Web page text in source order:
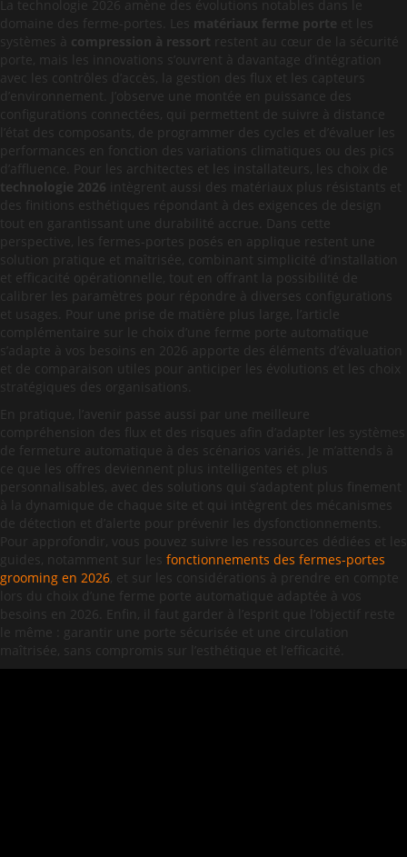
La technologie 2026 amène des évolutions notables dans le
domaine des ferme-portes. Les matériaux ferme porte et les
systèmes à compression à ressort restent au cœur de la sécurité
porte, mais les innovations s’ouvrent à davantage d’intégration
avec les contrôles d’accès, la gestion des flux et les capteurs
d’environnement. J’observe une montée en puissance des
configurations connectées, qui permettent de suivre à distance
l’état des composants, de programmer des cycles et d’évaluer les
performances en fonction des variations climatiques ou des pics
d’affluence. Pour les architectes et les installateurs, les choix de
technologie 2026 intègrent aussi des matériaux plus résistants et
des finitions esthétiques répondant à des exigences de design
tout en garantissant une durabilité accrue. Dans cette
perspective, les fermes-portes posés en applique restent une
solution pratique et maîtrisée, combinant simplicité d’installation
et efficacité opérationnelle, tout en offrant la possibilité de
calibrer les paramètres pour répondre à diverses configurations
et usages. Pour une prise de matière plus large, l’article
complémentaire sur le choix d’une ferme porte automatique
s’adapte à vos besoins en 2026 apporte des éléments d’évaluation
et de comparaison utiles pour anticiper les évolutions et les choix
stratégiques des organisations.
En pratique, l’avenir passe aussi par une meilleure
compréhension des flux et des risques afin d’adapter les systèmes
de fermeture automatique à des scénarios variés. Je m’attends à
ce que les offres deviennent plus intelligentes et plus
personnalisables, avec des solutions qui s’adaptent plus finement
à la dynamique de chaque site et qui intègrent des mécanismes
de détection et d’alerte pour prévenir les dysfonctionnements.
Pour approfondir, vous pouvez suivre les ressources dédiées et les
guides, notamment sur les fonctionnements des fermes-portes
grooming en 2026 , et sur les considérations à prendre en compte
lors du choix d’une ferme porte automatique adaptée à vos
besoins en 2026. Enfin, il faut garder à l’esprit que l’objectif reste
le même : garantir une porte sécurisée et une circulation
maîtrisée, sans compromis sur l’esthétique et l’efficacité.